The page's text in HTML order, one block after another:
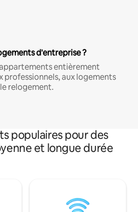
d'entreprise ?
entièrement
professionnels, aux logements
relogement.
populaires pour des
et longue durée